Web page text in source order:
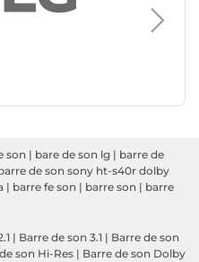
Barre
Yamaha
son | bare de son lg | barre de
de son sony ht-s40r dolby
| barre fe son | barre son | barre
| Barre de son 3.1 | Barre de son
son Hi-Res | Barre de son Dolby